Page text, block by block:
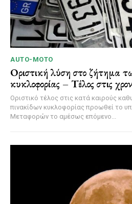
AUTO-MOTO
Οριστική λύση στο ζήτημα
κυκλοφορίας – Τέλος στις
Οριστικό τέλος στις κατά καιρούς
πινακίδων κυκλοφορίας προωθεί το
Μεταφορών το αμέσως επόμενο...